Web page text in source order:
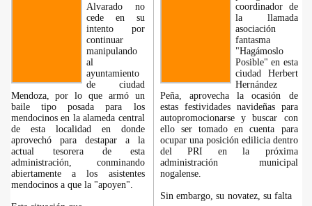
Alvarado no
cede en su
intento por
continuar
manipulando
al
ayuntamiento
de ciudad
Mendoza, por lo que armó un
baile tipo posada para los
mendocinos en la alameda central
de esta localidad en donde
aprovechó para destapar a la
actual tesorera de esta
administración, conminando
abiertamente a los asistentes
mendocinos a que la "apoyen".
coordinador de
la llamada
asociación
fantasma
"Hagámoslo
Posible" en esta
ciudad Herbert
Hernández
Peña, aprovecha la ocasión de
estas festividades navideñas para
autopromocionarse y buscar con
ello ser tomado en cuenta para
ocupar una posición edilicia dentro
del PRI en la próxima
administración municipal
nogalense.
Sin embargo, su novatez, su falta